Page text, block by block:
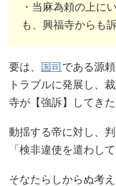
・当麻為頼の上に
も、興福寺からも
要は、 国司 である源
トラブルに発展し、
寺が【強訴】してきた
動揺する帝に対し、
「検非違使を遣わし
そなたらしからぬ考